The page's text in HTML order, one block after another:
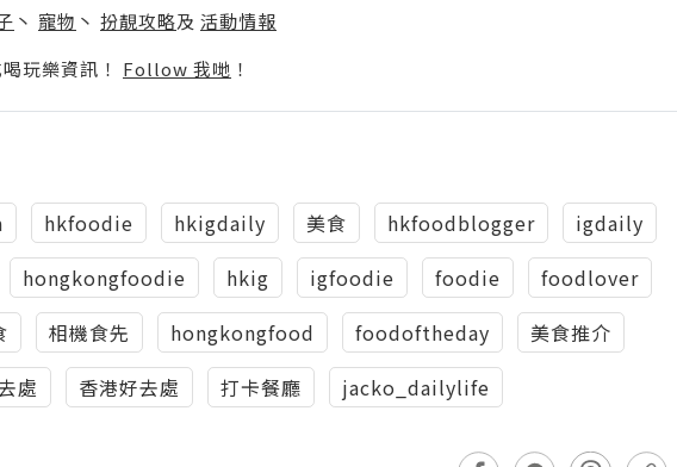
丶 寵物 丶 扮靚攻略及 活動情報
玩樂資訊！ Follow 我哋 ！
hkfoodie hkigdaily 美食 hkfoodblogger
igdaily
hongkongfoodie hkig igfoodie foodie
foodlover
相機食先 hongkongfood foodoftheday
美食推介
處 香港好去處 打卡餐廳 jacko_dailylife